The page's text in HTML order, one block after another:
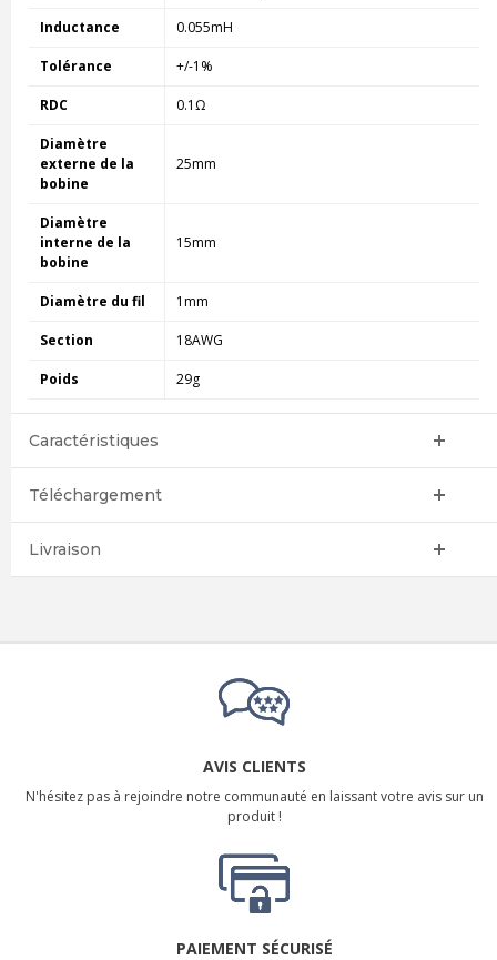
Inductance 0.055mH
Tolérance +/-1%
RDC 0.1Ω
Diamètre
externe de la
bobine
25mm
Diamètre
interne de la
bobine
15mm
Diamètre du fil 1mm
Section 18AWG
Poids 29g
Caractéristiques
Téléchargement
Livraison
AVIS CLIENTS
N'hésitez pas à rejoindre notre communauté en laissant votre avis sur un
produit !
PAIEMENT SÉCURISÉ